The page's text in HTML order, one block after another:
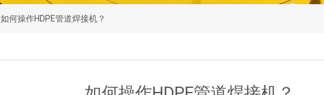
如何操作HDPE管道焊接机？